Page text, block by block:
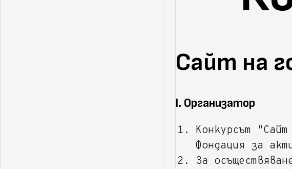
Сайт на
I. Организатор
Конкурсът
Фондация за
За